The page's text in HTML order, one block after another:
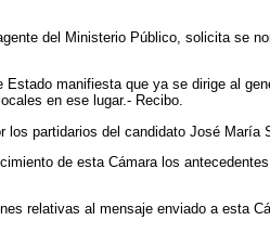
del Ministerio Público, solicita se
manifiesta que ya se dirige al
en ese lugar.- Recibo.
partidarios del candidato José
de esta Cámara los
relativas al mensaje enviado a esta